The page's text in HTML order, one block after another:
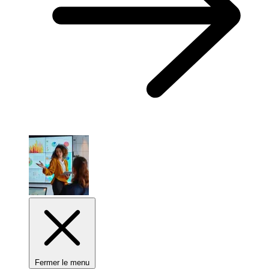
Fermer le menu